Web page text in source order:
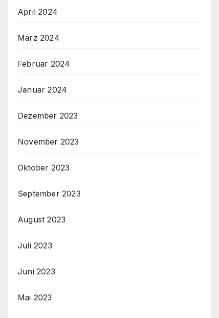
April 2024
März 2024
Februar 2024
Januar 2024
Dezember 2023
November 2023
Oktober 2023
September 2023
August 2023
Juli 2023
Juni 2023
Mai 2023